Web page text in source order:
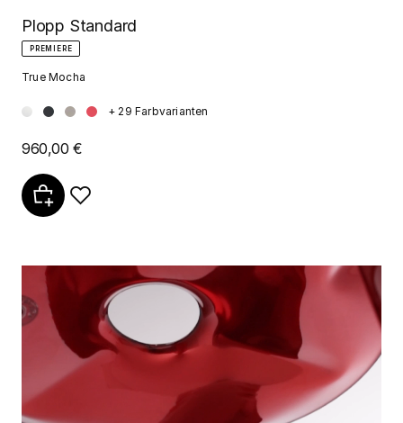
Plopp Standard
PREMIERE
True Mocha
+ 29 Farbvarianten
960,00 €